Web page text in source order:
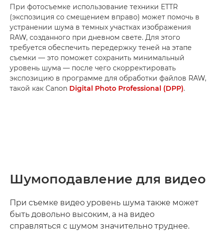
При фотосъемке использование техники ETTR
(экспозиция со смещением вправо) может помочь в
устранении шума в темных участках изображения
RAW, созданного при дневном свете. Для этого
требуется обеспечить передержку теней на этапе
съемки — это поможет сохранить минимальный
уровень шума — после чего скорректировать
экспозицию в программе для обработки файлов RAW,
такой как Canon Digital Photo Professional (DPP).
Шумоподавление для видео
При съемке видео уровень шума также может
быть довольно высоким, а на видео
справляться с шумом значительно труднее.